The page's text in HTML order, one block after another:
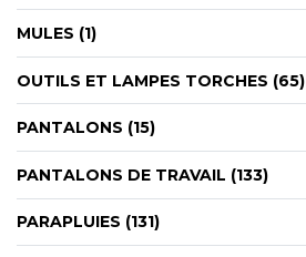
MULES (1)
OUTILS ET LAMPES TORCHES (65)
PANTALONS (15)
PANTALONS DE TRAVAIL (133)
PARAPLUIES (131)